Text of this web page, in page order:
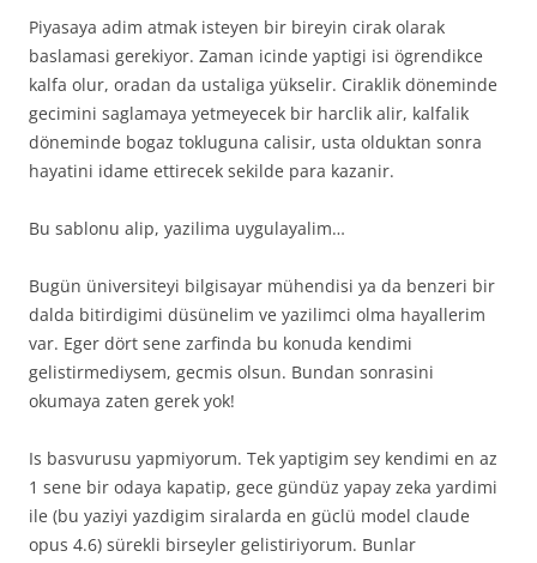
Piyasaya adim atmak isteyen bir bireyin cirak olarak
baslamasi gerekiyor. Zaman icinde yaptigi isi ögrendikce
kalfa olur, oradan da ustaliga yükselir. Ciraklik döneminde
gecimini saglamaya yetmeyecek bir harclik alir, kalfalik
döneminde bogaz tokluguna calisir, usta olduktan sonra
hayatini idame ettirecek sekilde para kazanir.
Bu sablonu alip, yazilima uygulayalim…
Bugün üniversiteyi bilgisayar mühendisi ya da benzeri bir
dalda bitirdigimi düsünelim ve yazilimci olma hayallerim
var. Eger dört sene zarfinda bu konuda kendimi
gelistirmediysem, gecmis olsun. Bundan sonrasini
okumaya zaten gerek yok!
Is basvurusu yapmiyorum. Tek yaptigim sey kendimi en az
1 sene bir odaya kapatip, gece gündüz yapay zeka yardimi
ile (bu yaziyi yazdigim siralarda en güclü model claude
opus 4.6) sürekli birseyler gelistiriyorum. Bunlar